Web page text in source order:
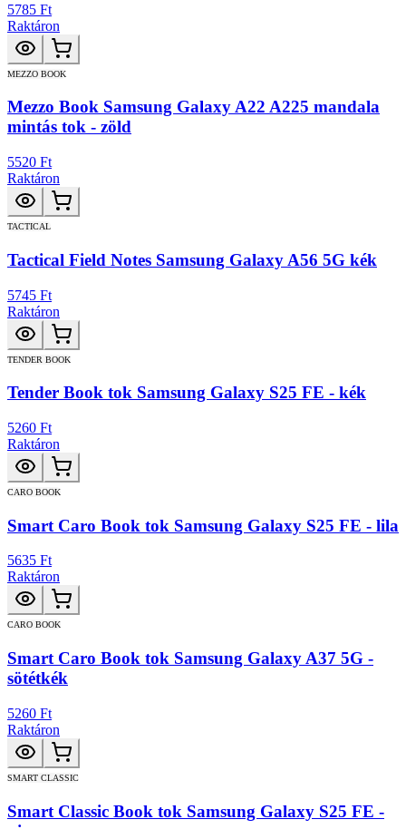
5785 Ft
Raktáron
MEZZO BOOK
Mezzo Book Samsung Galaxy A22 A225 mandala
mintás tok - zöld
5520 Ft
Raktáron
TACTICAL
Tactical Field Notes Samsung Galaxy A56 5G kék
5745 Ft
Raktáron
TENDER BOOK
Tender Book tok Samsung Galaxy S25 FE - kék
5260 Ft
Raktáron
CARO BOOK
Smart Caro Book tok Samsung Galaxy S25 FE - lila
5635 Ft
Raktáron
CARO BOOK
Smart Caro Book tok Samsung Galaxy A37 5G -
sötétkék
5260 Ft
Raktáron
SMART CLASSIC
Smart Classic Book tok Samsung Galaxy S25 FE -